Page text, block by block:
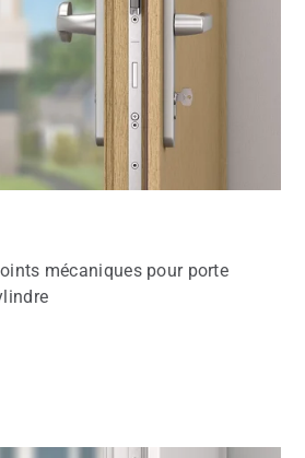
mécaniques pour porte